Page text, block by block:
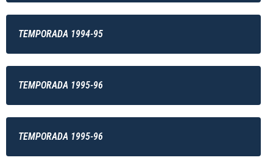
TEMPORADA 1994-95
TEMPORADA 1995-96
TEMPORADA 1995-96